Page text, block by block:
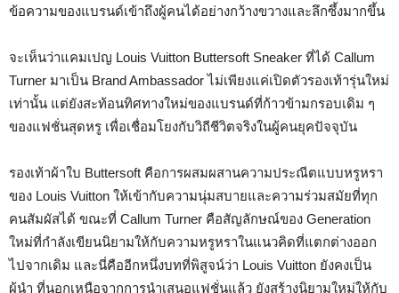
ข้อความของแบรนด์เข้าถึงผู้คนได้อย่างกว้างขวางและลึกซึ้งมากขึ้น
จะเห็นว่าแคมเปญ Louis Vuitton Buttersoft Sneaker ที่ได้ Callum
Turner มาเป็น Brand Ambassador ไม่เพียงแค่เปิดตัวรองเท้ารุ่นใหม่
เท่านั้น แต่ยังสะท้อนทิศทางใหม่ของแบรนด์ที่ก้าวข้ามกรอบเดิม ๆ
ของแฟชั่นสุดหรู เพื่อเชื่อมโยงกับวิถีชีวิตจริงในผู้คนยุคปัจจุบัน
รองเท้าผ้าใบ Buttersoft คือการผสมผสานความประณีตแบบหรูหรา
ของ Louis Vuitton ให้เข้ากับความนุ่มสบายและความร่วมสมัยที่ทุก
คนสัมผัสได้ ขณะที่ Callum Turner คือสัญลักษณ์ของ Generation
ใหม่ที่กำลังเขียนนิยามให้กับความหรูหราในแนวคิดที่แตกต่างออก
ไปจากเดิม และนี่คืออีกหนึ่งบทที่พิสูจน์ว่า Louis Vuitton ยังคงเป็น
ผู้นำ ที่นอกเหนือจากการนำเสนอแฟชั่นแล้ว ยังสร้างนิยามใหม่ให้กับ